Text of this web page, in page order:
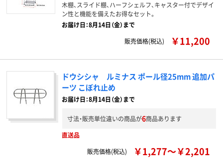
木棚、スライド棚、ハーフシェルフ、キャスター付でデザイ
ン性と機能を備えたお得なセット。
お届け日：8月14日（金）まで
販売価格(税込)
￥11,200
ドウシシャ ルミナス ポール径25mm 追加パ
ーツ こぼれ止め
お届け日：8月14日（金）まで
寸法・販売単位違いの商品が6商品あります
直送品
販売価格(税込)
￥1,277～￥2,201